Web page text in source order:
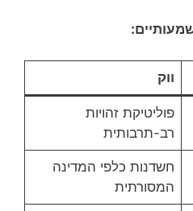
ווק
פוליטיקת זהויות
רב-תרבותית
חשדנות כלפי המדינה
המסורתית